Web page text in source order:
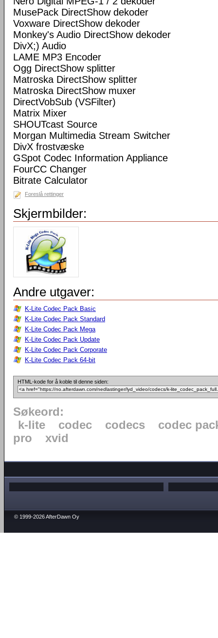
MusePack DirectShow dekoder
Voxware DirectShow dekoder
Monkey's Audio DirectShow dekoder
DivX;) Audio
LAME MP3 Encoder
Ogg DirectShow splitter
Matroska DirectShow splitter
Matroska DirectShow muxer
DirectVobSub (VSFilter)
Matrix Mixer
SHOUTcast Source
Morgan Multimedia Stream Switcher
DivX frostvæske
GSpot Codec Information Appliance
FourCC Changer
Bitrate Calculator
Foreslå rettinger
Skjermbilder:
Andre utgaver:
K-Lite Codec Pack Basic
K-Lite Codec Pack Standard
K-Lite Codec Pack Mega
K-Lite Codec Pack Update
K-Lite Codec Pack Corporate
K-Lite Codec Pack 64-bit
HTML-kode for å koble til denne siden:
Søkeord:
k-lite
codec codecs
codec
pro
xvid
© 1999-2026 AfterDawn Oy